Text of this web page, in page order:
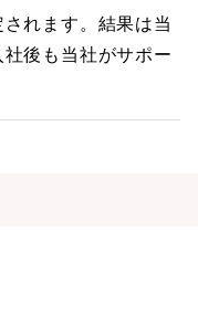
れます。結果は当
後も当社がサポー